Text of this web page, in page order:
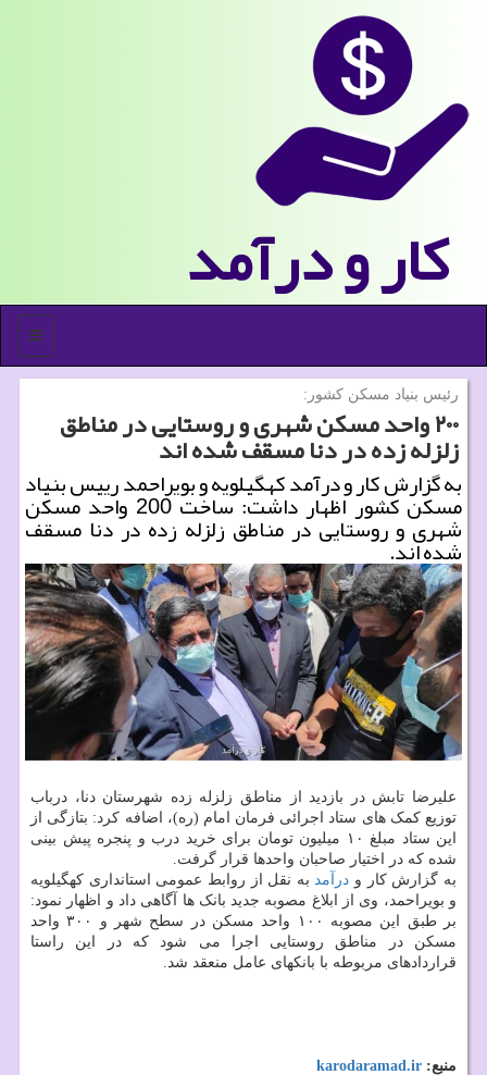
كار و درآمد
منو
رئیس بنیاد مسكن كشور:
۲۰۰ واحد مسكن شهری و روستایی در مناطق
زلزله زده در دنا مسقف شده اند
به گزارش کار و درآمد کهگیلویه و بویراحمد رییس بنیاد
مسکن کشور اظهار داشت: ساخت 200 واحد مسکن
شهری و روستایی در مناطق زلزله زده در دنا مسقف
شده اند.
علیرضا تابش در بازدید از مناطق زلزله زده شهرستان دنا، درباب
توزیع کمک های ستاد اجرائی فرمان امام (ره)، اضافه کرد: بتازگی از
این ستاد مبلغ ۱۰ میلیون تومان برای خرید درب و پنجره پیش بینی
شده که در اختیار صاحبان واحدها قرار گرفت.
به گزارش کار و درآمد به نقل از روابط عمومی استانداری کهگیلویه
و بویراحمد، وی از ابلاغ مصوبه جدید بانک ها آگاهی داد و اظهار نمود:
بر طبق این مصوبه ۱۰۰ واحد مسکن در سطح شهر و ۳۰۰ واحد
مسکن در مناطق روستایی اجرا می شود که در این راستا
قراردادهای مربوطه با بانکهای عامل منعقد شد.
منبع: karodaramad.ir